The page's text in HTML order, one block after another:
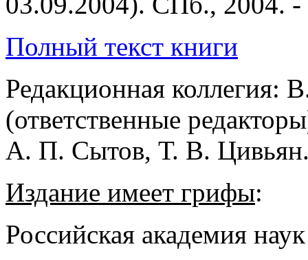
Полный текст книги
Редакционная
(ответственные
А. П. Сытов, Т. В.
Издание имеет грифы:
Российская академия наук